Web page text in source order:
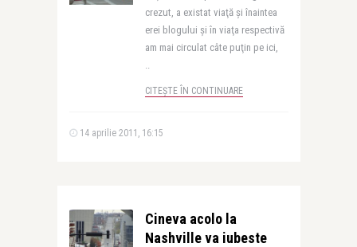
crezut, a existat viaţă şi înaintea
erei blogului şi în viaţa respectivă
am mai circulat câte puţin pe ici,
..
CITEȘTE ÎN CONTINUARE
14 aprilie 2011, 16:15
Cineva acolo la
Nashville va iubeste